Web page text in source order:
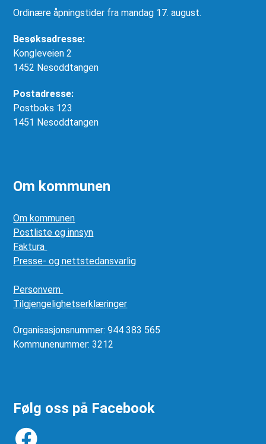
Ordinære åpningstider fra mandag 17. august.
Besøksadresse:
Kongleveien 2
1452 Nesoddtangen
Postadresse:
Postboks 123
1451 Nesoddtangen
Om kommunen
Om kommunen
Postliste og innsyn
Faktura
Presse- og nettstedansvarlig
Personvern
Tilgjengelighetserklæringer
Organisasjonsnummer: 944 383 565
Kommunenummer: 3212
Følg oss på Facebook